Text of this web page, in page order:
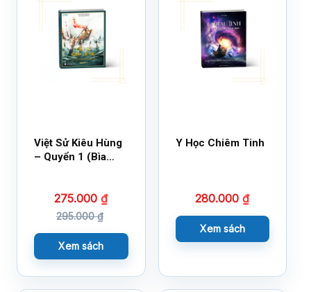
Việt Sử Kiêu Hùng
– Quyển 1 (Bìa
275.000₫
295.000₫
Xem sách
Y Học Chiêm Tinh
280.000₫
Xem sách